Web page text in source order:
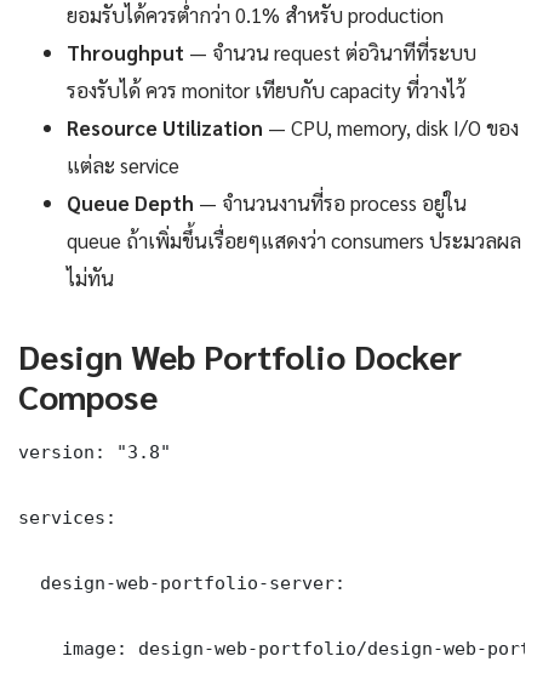
ยอมรับได้ควรต่ำกว่า 0.1% สำหรับ production
Throughput — จำนวน request ต่อวินาทีที่ระบบ
รองรับได้ ควร monitor เทียบกับ capacity ที่วางไว้
Resource Utilization — CPU, memory, disk I/O ของ
แต่ละ service
Queue Depth — จำนวนงานที่รอ process อยู่ใน
queue ถ้าเพิ่มขึ้นเรื่อยๆแสดงว่า consumers ประมวลผล
ไม่ทัน
Design Web Portfolio Docker
Compose
version: "3.8"
services:
  design-web-portfolio-server:
image: design-web-portfolio/design-web-